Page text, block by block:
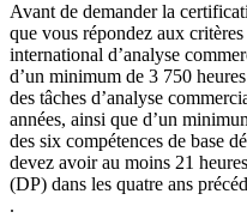
Avant de demander la
que vous répondez aux
international d’analyse
d’un minimum de 3 750
des tâches d’analyse
années, ainsi que d’un
des six compétences de base
devez avoir au moins 21
(DP) dans les quatre ans
.